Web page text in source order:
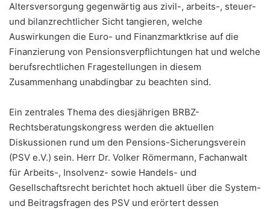
Altersversorgung gegenwärtig aus zivil-, arbeits-, steuer-
und bilanzrechtlicher Sicht tangieren, welche
Auswirkungen die Euro- und Finanzmarktkrise auf die
Finanzierung von Pensionsverpflichtungen hat und welche
berufsrechtlichen Fragestellungen in diesem
Zusammenhang unabdingbar zu beachten sind.
Ein zentrales Thema des diesjährigen BRBZ-
Rechtsberatungskongress werden die aktuellen
Diskussionen rund um den Pensions-Sicherungsverein
(PSV e.V.) sein. Herr Dr. Volker Römermann, Fachanwalt
für Arbeits-, Insolvenz- sowie Handels- und
Gesellschaftsrecht berichtet hoch aktuell über die System-
und Beitragsfragen des PSV und erörtert dessen